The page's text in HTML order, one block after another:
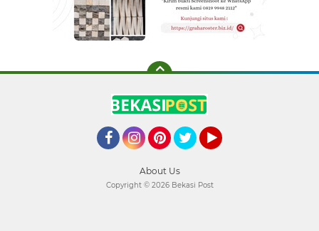
About Us
Copyright © 2026 Bekasi Post